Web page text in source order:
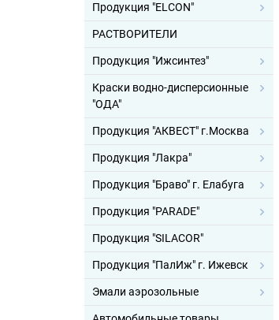
Продукция "ELCON"
РАСТВОРИТЕЛИ
Продукция "Ижсинтез"
Краски водно-дисперсионные
"ОДА"
Продукция "АКВЕСТ" г.Москва
Продукция "Лакра"
Продукция "Браво" г. Елабуга
Продукция "PARADE"
Продукция "SILACOR"
Продукция "ПалИж" г. Ижевск
Эмали аэрозольные